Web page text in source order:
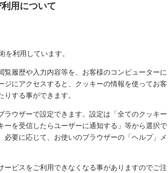
用について
利用しています。
履歴や入力内容等を、お客様のコンピューターに
にアクセスすると、クッキーの情報を使ってお客
する事ができます。
ウザーで設定できます。設定は「全てのクッキー
を受信したらユーザーに通知する」等から選択で
要に応じて、お使いのブラウザーの「ヘルプ」メ
ビスをご利用できなくなる事がありますのでご注